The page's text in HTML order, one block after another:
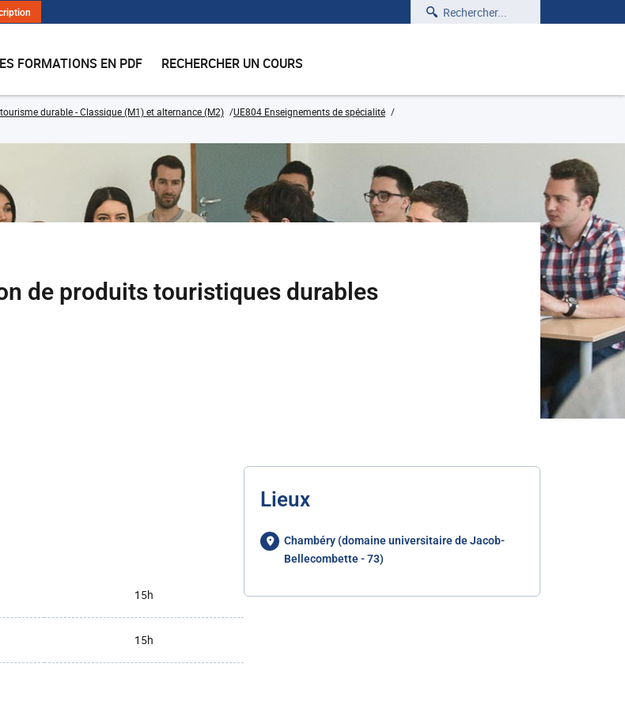
Rechercher
FORMATIONS EN PDF RECHERCHER UN COURS
durable - Classique (M1) et alternance (M2)
UE804 Enseignements de spécialité
de produits touristiques durables
15h
15h
Lieux
Chambéry (domaine universitaire de Jacob-
Bellecombette - 73)